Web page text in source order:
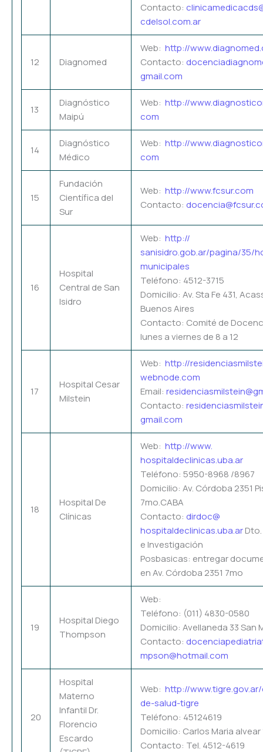
Contacto:
cdelsol.com.ar
12 Diagnomed
Web: http://
Contacto:
gmail.com
13
Diagnóstico
Maipú
Web: http://
com
14
Diagnóstico
Médico
Web: http://
com
15
Fundación
Científica del
Sur
Web: http://www.fcsur.com
Contacto:
16
Hospital
Central de San
Isidro
Web: http://
sanisidro.gob.ar/pagina/35/
municipales
Teléfono: 4512-3715
Domicilio: Av. Sta Fe 431,
Buenos Aires
Contacto: Comité de
lunes a viernes de 8 a 12
17
Hospital Cesar
Milstein
Web: http://
webnode.com
Email: residenciasmilstein@
Contacto:
gmail.com
18
Hospital De
Clínicas
Web: http://www.
hospitaldeclinicas.uba.ar
Teléfono: 5950-8968 /8967
Domicilio: Av. Córdoba 2351
7mo.CABA
Contacto: dirdoc@
hospitaldeclinicas.uba.ar
e Investigación
Posbasicas: entregar
en Av. Córdoba 2351 7mo
19
Hospital Diego
Thompson
Web:
Teléfono: (011) 4830-0580
Domicilio: Avellaneda 33 San
Contacto:
mpson@hotmail.com
20
Hospital
Materno
Infantil Dr.
Florencio
Escardo
Web: http://www.tigre.gov.ar/
de-salud-tigre
Teléfono: 45124619
Domicilio: Carlos Maria alvear
Contacto: Tel. 4512-4619